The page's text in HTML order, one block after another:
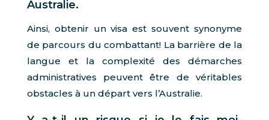
Australie.
Ainsi, obtenir un visa est souvent synonyme
de parcours du combattant! La barrière de la
langue et la complexité des démarches
administratives peuvent être de véritables
obstacles à un départ vers l’Australie.